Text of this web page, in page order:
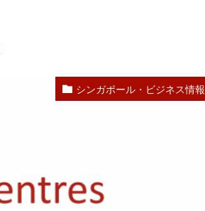
シンガポール・ビジネス情報